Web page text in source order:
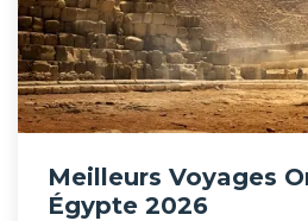
Meilleurs Voyages
Égypte 2026